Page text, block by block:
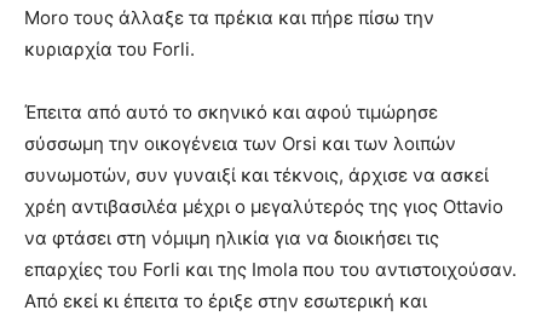
Moro τους άλλαξε τα πρέκια και πήρε πίσω την
κυριαρχία του Forli.
Έπειτα από αυτό το σκηνικό και αφού τιμώρησε
σύσσωμη την οικογένεια των Orsi και των λοιπών
συνωμοτών, συν γυναιξί και τέκνοις, άρχισε να ασκεί
χρέη αντιβασιλέα μέχρι ο μεγαλύτερός της γιος Ottavio
να φτάσει στη νόμιμη ηλικία για να διοικήσει τις
επαρχίες του Forli και της Imola που του αντιστοιχούσαν.
Από εκεί κι έπειτα το έριξε στην εσωτερική και